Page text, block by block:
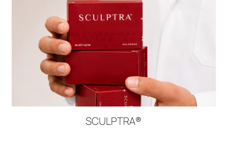
DOCTEUR NICOLAS ABBOUD
Sculptra®